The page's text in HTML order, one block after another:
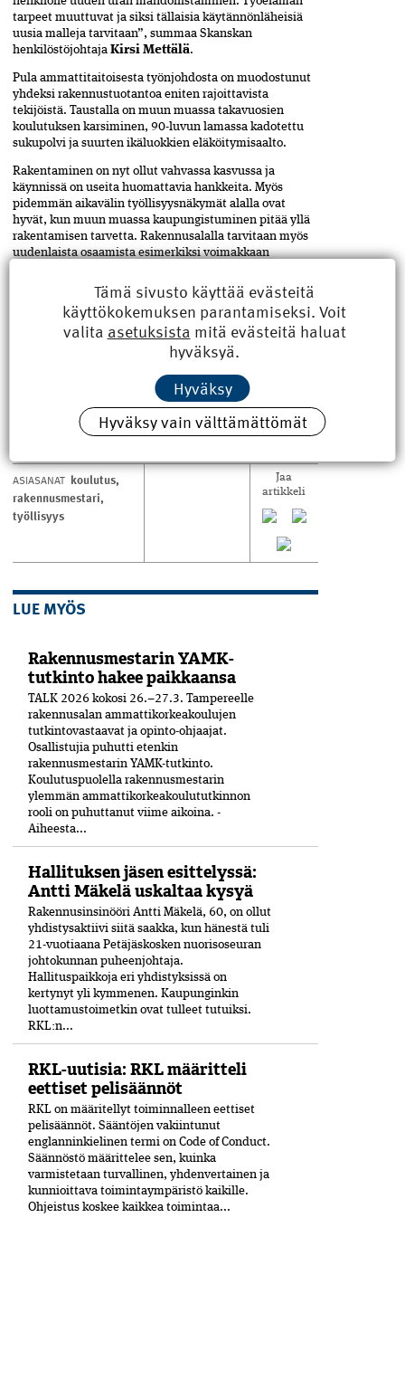
tarpeet muuttuvat ja siksi tällaisia käytännönläheisiä
uusia malleja tarvitaan”, summaa Skanskan
henkilöstöjohtaja Kirsi Mettälä.
Pula ammattitaitoisesta työnjohdosta on muodostunut
yhdeksi rakennustuotantoa eniten rajoittavista
tekijöistä. Taustalla on muun muassa takavuosien
koulutuksen karsiminen, 90-luvun lamassa kadotettu
sukupolvi ja suurten ikäluokkien eläköitymisaalto.
Rakentaminen on nyt ollut vahvassa kasvussa ja
käynnissä on useita huomattavia hankkeita. Myös
pidemmän aikavälin työllisyysnäkymät alalla ovat
hyvät, kun muun muassa kaupungistuminen pitää yllä
rakentamisen tarvetta. Rakennusalalla tarvitaan myös
uudenlaista osaamista esimerkiksi voimakkaan
myötä, mihin muuntokoulutettavien aiempi osaaminen
toimii osaltaan hyvänä pohjana.
Lue lisää rakennusmestarien monimuotokoulutuksesta.
Teksti Hannu Kauranen ja Harri Miettinen, kuvat
Hannu Kauranen ja Jari Kostiainen
ASIASANAT koulutus,
rakennusmestari,
työllisyys
Jaa
artikkeli
LUE MYÖS
Rakennusmestarin YAMK-
tutkinto hakee paikkaansa
TALK 2026 kokosi 26.–27.3. Tampereelle
rakennusalan ammattikorkeakoulujen
tutkintovastaavat ja opinto-ohjaajat.
Osallistujia puhutti etenkin
rakennusmestarin YAMK-tutkinto.
Koulutuspuolella rakennusmestarin
ylemmän ammattikorkeakoulututkinnon
rooli on puhuttanut viime ­aikoina. ­
Aiheesta...
Hallituksen jäsen esittelyssä:
Antti Mäkelä uskaltaa kysyä
Rakennusinsinööri Antti Mäkelä, 60, on ollut
yhdistysaktiivi siitä saakka, kun hänestä tuli
21-vuo­tiaana Petäjäskosken nuoriso­seuran
johtokunnan puheenjohtaja.
Hallituspaikkoja eri yhdistyksissä on
kertynyt yli kymmenen. Kaupunginkin
luottamustoimetkin ovat tulleet tutuiksi.
RKL:n...
RKL-uutisia: RKL määritteli
eettiset pelisäännöt
RKL on määritellyt toiminnalleen eettiset
peli­säännöt. Sääntöjen vakiintunut
englanninkielinen termi on Code of Conduct.
Säännöstö määrittelee sen, kuinka
varmistetaan turvallinen, yhdenvertainen ja
kun­nioittava toimintaympäristö kaikille.
Ohjeistus koskee kaikkea toimintaa...
Tämä sivusto käyttää evästeitä
käyttökokemuksen parantamiseksi. Voit
valita asetuksista mitä evästeitä haluat
hyväksyä.
Hyväksy
Hyväksy vain välttämättömät